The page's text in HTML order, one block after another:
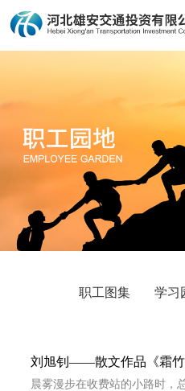
职工图集 学习
刘旭钊——散文作品《霜竹
晨雾漫步在收费站的小路时，